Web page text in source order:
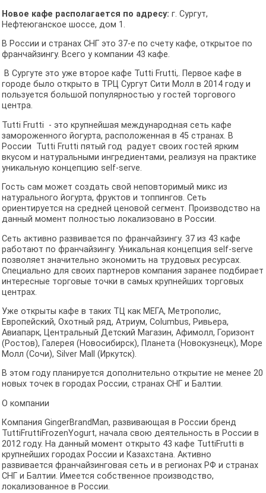
Новое кафе располагается по адресу: г. Сургут,
Нефтеюганское шоссе, дом 1.
В России и странах СНГ это 37-е по счету кафе, открытое по
франчайзингу. Всего у компании 43 кафе.
В Сургуте это уже второе кафе Tutti Frutti,. Первое кафе в
городе было открыто в ТРЦ Сургут Сити Молл в 2014 году и
пользуется большой популярностью у гостей торгового
центра.
Tutti Frutti - это крупнейшая международная сеть кафе
замороженного йогурта, расположенная в 45 странах. В
России Tutti Frutti пятый год радует своих гостей ярким
вкусом и натуральными ингредиентами, реализуя на практике
уникальную концепцию self-serve.
Гость сам может создать свой неповторимый микс из
натурального йогурта, фруктов и топпингов. Сеть
ориентируется на средней ценовой сегмент. Производство на
данный момент полностью локализовано в России.
Сеть активно развивается по франчайзингу. 37 из 43 кафе
работают по франчайзингу. Уникальная концепция self-serve
позволяет значительно экономить на трудовых ресурсах.
Специально для своих партнеров компания заранее подбирает
интересные торговые точки в самых крупнейших торговых
центрах.
Уже открыты кафе в таких ТЦ как МЕГА, Метрополис,
Европейский, Охотный ряд, Атриум, Columbus, Ривьера,
Авиапарк, Центральный Детский Магазин, Афимолл, Горизонт
(Ростов), Галерея (Новосибирск), Планета (Новокузнецк), Море
Молл (Сочи), Silver Mall (Иркутск).
В этом году планируется дополнительно открытие не менее 20
новых точек в городах России, странах СНГ и Балтии.
О компании
Компания GingerBrandMan, развивающая в России бренд
TuttiFruttiFrozenYogurt, начала свою деятельность в России в
2012 году. На данный момент открыто 43 кафе TuttiFrutti в
крупнейших городах России и Казахстана. Активно
развивается франчайзинговая сеть и в регионах РФ и странах
СНГ и Балтии. Имеется собственное производство,
локализованное в России.